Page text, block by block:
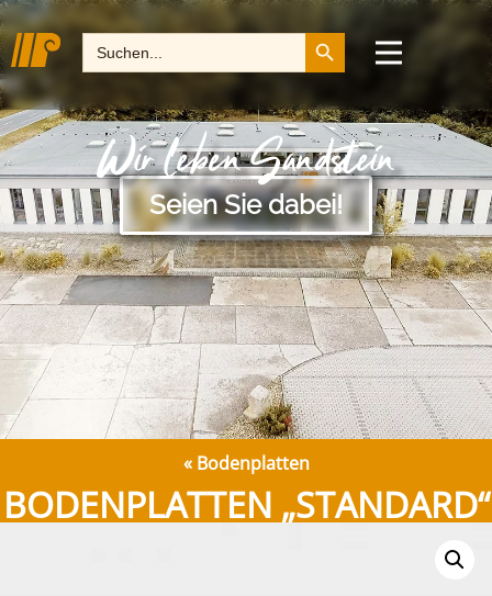
Search
for:
Search Button
Wir leben Sandstein
Seien Sie dabei!
« Bodenplatten
BODENPLATTEN „STANDARD“